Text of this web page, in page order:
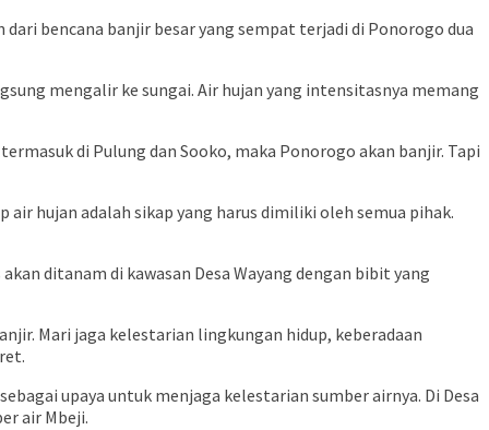
bencana banjir besar yang sempat terjadi di Ponorogo dua
mengalir ke sungai. Air hujan yang intensitasnya memang
di Pulung dan Sooko, maka Ponorogo akan banjir. Tapi
hujan adalah sikap yang harus dimiliki oleh semua pihak.
ditanam di kawasan Desa Wayang dengan bibit yang
Mari jaga kelestarian lingkungan hidup, keberadaan
upaya untuk menjaga kelestarian sumber airnya. Di Desa
air Mbeji.